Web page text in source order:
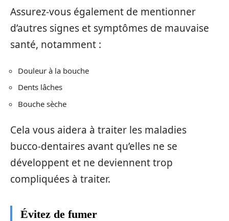
Assurez-vous également de mentionner
d’autres signes et symptômes de mauvaise
santé, notamment :
Douleur à la bouche
Dents lâches
Bouche sèche
Cela vous aidera à traiter les maladies
bucco-dentaires avant qu’elles ne se
développent et ne deviennent trop
compliquées à traiter.
Évitez de fumer